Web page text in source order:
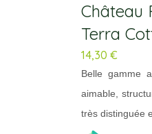
Château
Terra
14,30 €
Belle gamme
aimable,
très distinguée